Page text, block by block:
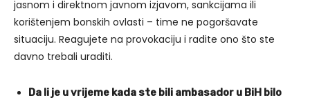
jasnom i direktnom javnom izjavom, sankcijama ili
korištenjem bonskih ovlasti – time ne pogoršavate
situaciju. Reagujete na provokaciju i radite ono što ste
davno trebali uraditi.
Da li je u vrijeme kada ste bili ambasador u BiH bilo